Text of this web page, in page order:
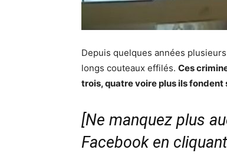
Depuis quelques années
longs couteaux effilés. Ces
trois, quatre voire plus ils fondent
[Ne manquez plus
Facebook en